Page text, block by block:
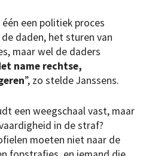
een politiek proces
daden, het sturen van
maar wel de daders
name rechtse,
”, zo stelde Janssens.
een weegschaal vast, maar
in de straf?
moeten niet naar de